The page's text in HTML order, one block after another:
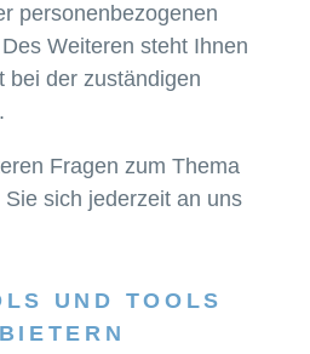
personenbezogenen
Weiteren steht Ihnen
bei der zuständigen
Fragen zum Thema
sich jederzeit an uns
UND TOOLS